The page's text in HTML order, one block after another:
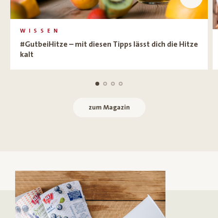
WISSEN
#GutbeiHitze – mit diesen Tipps lässt dich die Hitze
kalt
zum Magazin